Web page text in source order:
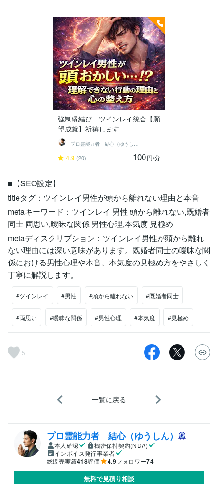
強制縁結び ツインレイ統合【願
望成就】祈祷します
4.9 (20) 100円/分
■【SEO設定】
titleタグ：ツインレイ男性が頭から離れない理由と本音
metaキーワード：ツインレイ 男性 頭から離れない,既婚者
同士 両思い,曖昧な関係 男性心理,本気度 見極め
metaディスクリプション：ツインレイ男性が頭から離れ
ない理由には深い意味があります。既婚者同士の曖昧な関
係における男性心理や本音、本気度の見極め方をやさしく
丁寧に解説します。
#ツインレイ #男性 #頭から離れない #既婚者同士
#両思い #曖昧な関係 #男性心理 #本気度 #見極め
5
一覧に戻る
プロ霊能力者 結心（ゆうしん）
本人確認
機密保持契約(NDA)
インボイス発行事業者
総販売実績418評価 4.9フォロワー74
無料で見積り相談